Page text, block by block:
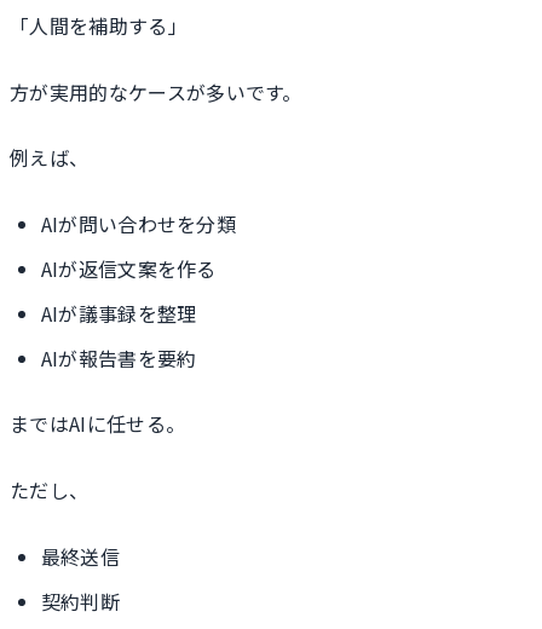
「人間を補助する」
方が実用的なケースが多いです。
例えば、
AIが問い合わせを分類
AIが返信文案を作る
AIが議事録を整理
AIが報告書を要約
まではAIに任せる。
ただし、
最終送信
契約判断